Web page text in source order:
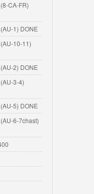
CA-FR)
1) DONE
10-11)
2) DONE
3-4)
5) DONE
6-7chast)